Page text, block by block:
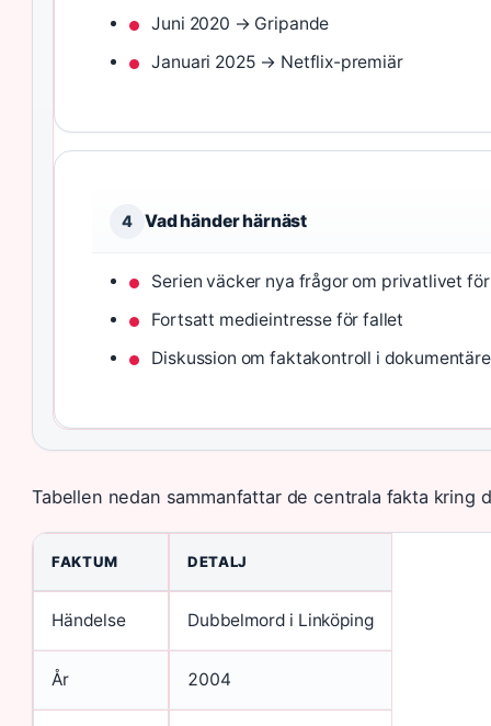
Juni 2020 → Gripande
Januari 2025 → Netflix-premiär
4 Vad händer härnäst
Serien väcker nya frågor om privatlivet
Fortsatt medieintresse för fallet
Diskussion om faktakontroll i
Tabellen nedan sammanfattar de centrala fakta kring
FAKTUM DETALJ
Händelse Dubbelmord i Linköping
År 2004